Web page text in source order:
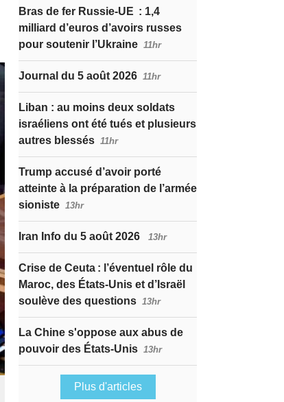
Bras de fer Russie-UE : 1,4
milliard d’euros d’avoirs russes
pour soutenir l’Ukraine 11hr
Journal du 5 août 2026 11hr
Liban : au moins deux soldats
israéliens ont été tués et plusieurs
autres blessés 11hr
Trump accusé d’avoir porté
atteinte à la préparation de l’armée
sioniste 13hr
Iran Info du 5 août 2026 13hr
Crise de Ceuta : l’éventuel rôle du
Maroc, des États-Unis et d’Israël
soulève des questions 13hr
La Chine s'oppose aux abus de
pouvoir des États-Unis 13hr
Plus d'articles